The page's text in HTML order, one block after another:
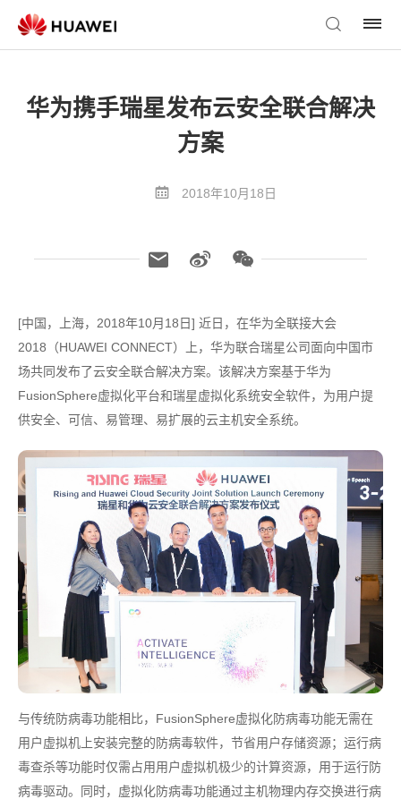
华为携手瑞星发布云安全联合解决
方案
2018年10月18日
[中国，上海，2018年10月18日] 近日，在华为全联接大会
2018（HUAWEI CONNECT）上，华为联合瑞星公司面向中国市
场共同发布了云安全联合解决方案。该解决方案基于华为
FusionSphere虚拟化平台和瑞星虚拟化系统安全软件，为用户提
供安全、可信、易管理、易扩展的云主机安全系统。
与传统防病毒功能相比，FusionSphere虚拟化防病毒功能无需在
用户虚拟机上安装完整的防病毒软件，节省用户存储资源；运行病
毒查杀等功能时仅需占用用户虚拟机极少的计算资源，用于运行防
病毒驱动。同时，虚拟化防病毒功能通过主机物理内存交换进行病